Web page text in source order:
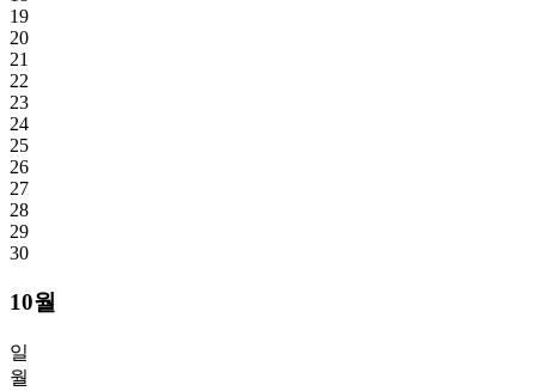
19
20
21
22
23
24
25
26
27
28
29
30
10월
일
월